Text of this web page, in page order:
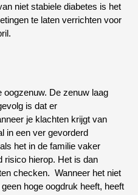
niet stabiele diabetes is het
te laten verrichten voor
De zenuw laag
is dat er
je klachten krijgt van
in een ver gevorderd
het in de familie vaker
risico hierop. Het is dan
checken. Wanneer het niet
hoge oogdruk heeft, heeft